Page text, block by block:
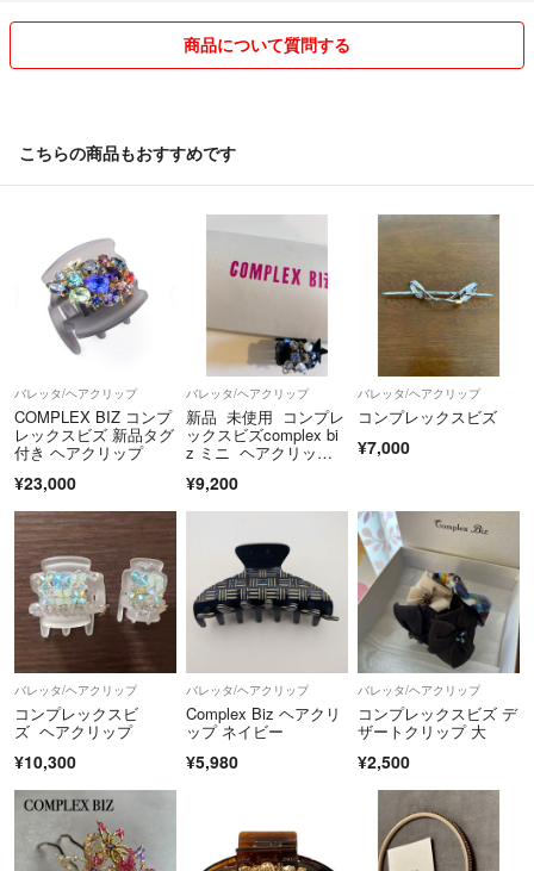
・商品の保管には十分注意しておりますが、出品後数ヶ月経っている商
品は商品の状態を確認させて頂きたいので、お手数ですが、ご購入前に
商品への質問、同梱のご依頼などがございましたら、コメントにてお気
軽にお知らせ下さい。
最後までご覧頂き、ありがとうございました(⁠*⁠˘⁠︶⁠˘⁠*⁠)⁠♪
商品について質問する
こちらの商品もおすすめです
バレッタ/ヘアクリップ
COMPLEX BIZ コンプ
レックスビズ 新品タグ
付き ヘアクリップ
¥23,000
バレッタ/ヘアクリップ
新品 未使用 コンプレ
ックスビズcomplex bi
z ミニ ヘアクリッ
め オシャレ ビジュ付
¥9,200
バレッタ/ヘアクリップ
コンプレックスビズ
¥7,000
バレッタ/ヘアクリップ
コンプレックスビ
ズ ヘアクリップ
¥10,300
バレッタ/ヘアクリップ
Complex Biz ヘアクリ
ップ ネイビー
¥5,980
バレッタ/ヘアクリップ
コンプレックスビズ デ
ザートクリップ 大
¥2,500